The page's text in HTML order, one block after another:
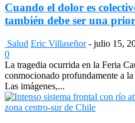
Cuando el dolor es
también debe ser una
Salud Eric Villaseñor - julio 15,
0
La tragedia ocurrida en la Feria
conmocionado profundamente a
Las imágenes,...